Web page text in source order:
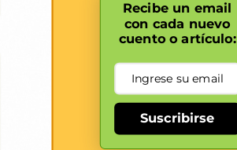
Recibe un email
con cada nuevo
cuento o artículo:
Suscribirse